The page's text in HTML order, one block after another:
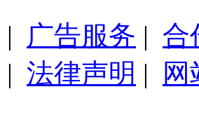
| 广告服务 | 合
| 法律声明 |